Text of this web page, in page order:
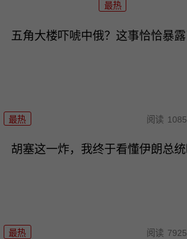
最热
五角大楼吓唬中俄？这事恰恰暴
最热 阅读
胡塞这一炸，我终于看懂伊朗总
最热 阅读 7925